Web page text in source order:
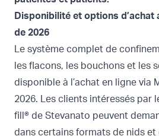
Disponibilité et options d’achat
de 2026
Le système complet de
les flacons, les bouchons et les
disponible à l’achat en ligne via
2026. Les clients intéressés par
fill® de Stevanato peuvent
dans certains formats de nids